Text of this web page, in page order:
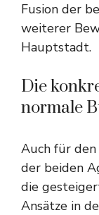
Fusion der
weiterer
Hauptstadt.
Die
normale
Auch für
der beiden
die
Ansätze in